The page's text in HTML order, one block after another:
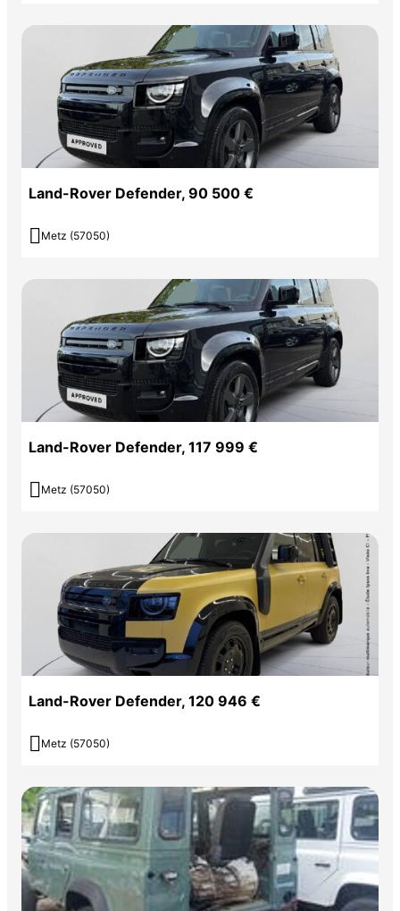
Land-Rover Defender, 90 500 €
 Metz (57050)
Land-Rover Defender, 117 999 €
 Metz (57050)
Land-Rover Defender, 120 946 €
 Metz (57050)